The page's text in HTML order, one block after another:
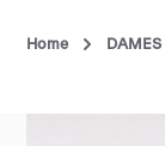
Home DAMES